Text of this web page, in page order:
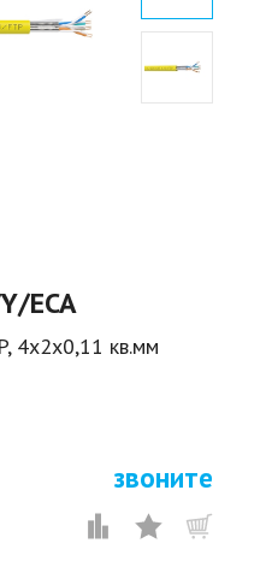
ECA
4х2х0,11 кв.мм
звоните